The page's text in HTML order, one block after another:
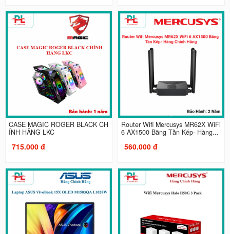
CASE MAGIC ROGER BLACK CH
ÍNH HÃNG LKC
715.000 đ
Router Wifi Mercusys MR62X WiFi
6 AX1500 Băng Tần Kép- Hàng...
560.000 đ